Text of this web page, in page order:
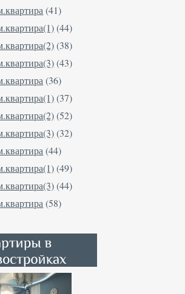
(41)
(44)
(38)
(43)
(36)
(37)
(52)
(32)
(44)
(49)
(44)
(58)